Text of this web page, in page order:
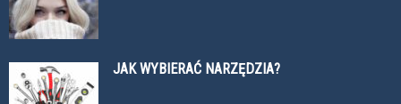
JAK WYBIERAĆ NARZĘDZIA?